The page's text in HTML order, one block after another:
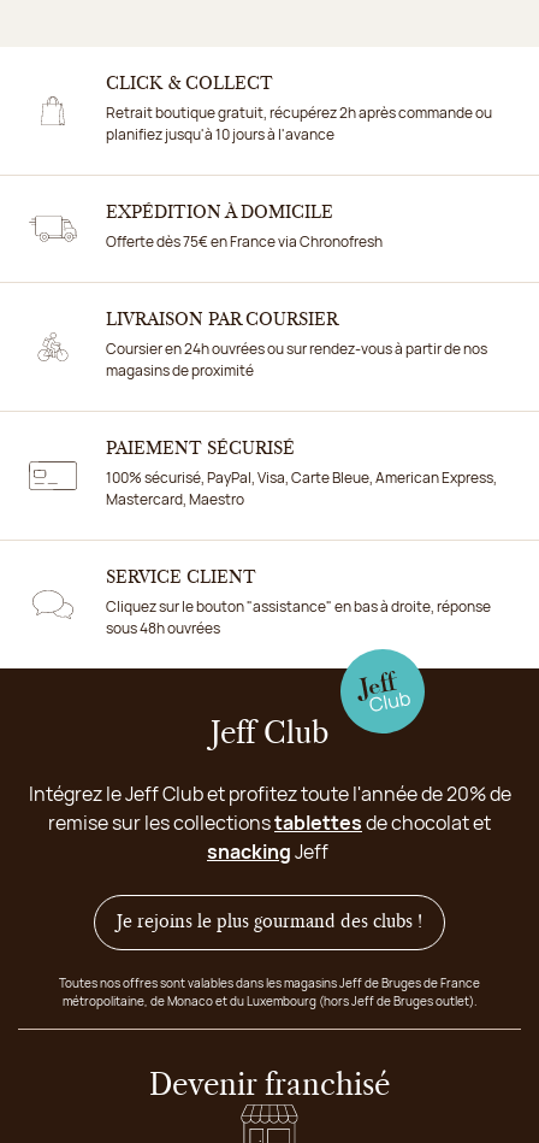
CLICK & COLLECT
Retrait boutique gratuit, récupérez 2h après commande ou
planifiez jusqu'à 10 jours à l'avance
EXPÉDITION À DOMICILE
Offerte dès 75€ en France via Chronofresh
LIVRAISON PAR COURSIER
Coursier en 24h ouvrées ou sur rendez-vous à partir de nos
magasins de proximité
PAIEMENT SÉCURISÉ
100% sécurisé, PayPal, Visa, Carte Bleue, American Express,
Mastercard, Maestro
SERVICE CLIENT
Cliquez sur le bouton "assistance" en bas à droite, réponse
sous 48h ouvrées
Jeff Club
Intégrez le Jeff Club et profitez toute l'année de 20% de
remise sur les collectionstablettesde chocolat et
snackingJeff
Je rejoins le plus gourmand des clubs !
Toutes nos offres sont valables dans les magasins Jeff de Bruges de France
métropolitaine, de Monaco et du Luxembourg (hors Jeff de Bruges outlet).
Devenir franchisé